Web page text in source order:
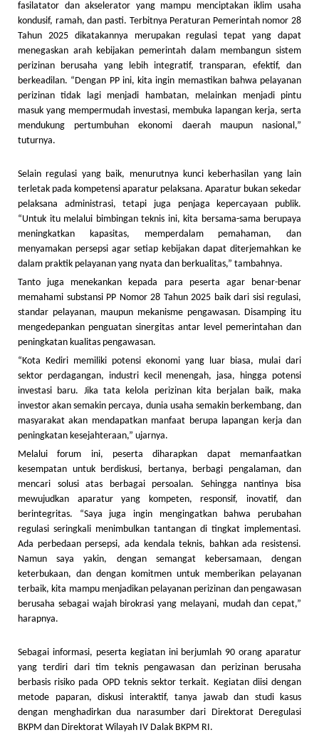
fasilatator dan akselerator yang mampu menciptakan iklim usaha
kondusif, ramah, dan pasti. Terbitnya Peraturan Pemerintah nomor 28
Tahun 2025 dikatakannya merupakan regulasi tepat yang dapat
menegaskan arah kebijakan pemerintah dalam membangun sistem
perizinan berusaha yang lebih integratif, transparan, efektif, dan
berkeadilan. “Dengan PP ini, kita ingin memastikan bahwa pelayanan
perizinan tidak lagi menjadi hambatan, melainkan menjadi pintu
masuk yang mempermudah investasi, membuka lapangan kerja, serta
mendukung pertumbuhan ekonomi daerah maupun nasional,”
tuturnya.
Selain regulasi yang baik, menurutnya kunci keberhasilan yang lain
terletak pada kompetensi aparatur pelaksana. Aparatur bukan sekedar
pelaksana administrasi, tetapi juga penjaga kepercayaan publik.
“Untuk itu melalui bimbingan teknis ini, kita bersama-sama berupaya
meningkatkan kapasitas, memperdalam pemahaman, dan
menyamakan persepsi agar setiap kebijakan dapat diterjemahkan ke
dalam praktik pelayanan yang nyata dan berkualitas,” tambahnya.
Tanto juga menekankan kepada para peserta agar benar-benar
memahami substansi PP Nomor 28 Tahun 2025 baik dari sisi regulasi,
standar pelayanan, maupun mekanisme pengawasan. Disamping itu
mengedepankan penguatan sinergitas antar level pemerintahan dan
peningkatan kualitas pengawasan.
“Kota Kediri memiliki potensi ekonomi yang luar biasa, mulai dari
sektor perdagangan, industri kecil menengah, jasa, hingga potensi
investasi baru. Jika tata kelola perizinan kita berjalan baik, maka
investor akan semakin percaya, dunia usaha semakin berkembang, dan
masyarakat akan mendapatkan manfaat berupa lapangan kerja dan
peningkatan kesejahteraan,” ujarnya.
Melalui forum ini, peserta diharapkan dapat memanfaatkan
kesempatan untuk berdiskusi, bertanya, berbagi pengalaman, dan
mencari solusi atas berbagai persoalan. Sehingga nantinya bisa
mewujudkan aparatur yang kompeten, responsif, inovatif, dan
berintegritas. “Saya juga ingin mengingatkan bahwa perubahan
regulasi seringkali menimbulkan tantangan di tingkat implementasi.
Ada perbedaan persepsi, ada kendala teknis, bahkan ada resistensi.
Namun saya yakin, dengan semangat kebersamaan, dengan
keterbukaan, dan dengan komitmen untuk memberikan pelayanan
terbaik, kita mampu menjadikan pelayanan perizinan dan pengawasan
berusaha sebagai wajah birokrasi yang melayani, mudah dan cepat,”
harapnya.
Sebagai informasi, peserta kegiatan ini berjumlah 90 orang aparatur
yang terdiri dari tim teknis pengawasan dan perizinan berusaha
berbasis risiko pada OPD teknis sektor terkait. Kegiatan diisi dengan
metode paparan, diskusi interaktif, tanya jawab dan studi kasus
dengan menghadirkan dua narasumber dari Direktorat Deregulasi
BKPM dan Direktorat Wilayah IV Dalak BKPM RI.